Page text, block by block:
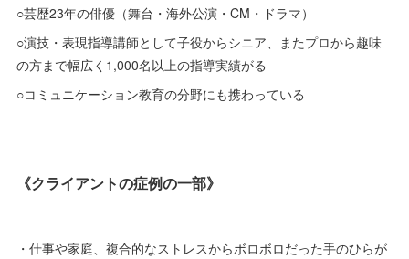
○芸歴23年の俳優（舞台・海外公演・CM・ドラマ）
○演技・表現指導講師として子役からシニア、またプロから趣味
の方まで幅広く1,000名以上の指導実績がる
○コミュニケーション教育の分野にも携わっている
《クライアントの症例の一部》
・仕事や家庭、複合的なストレスからボロボロだった手のひらが